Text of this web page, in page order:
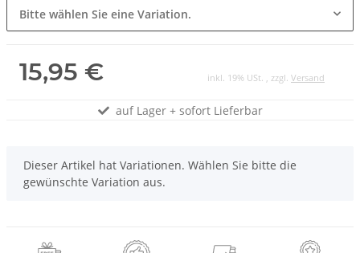
Bitte wählen Sie eine Variation.
15,95 € inkl. 19% USt. , zzgl. Versand
auf Lager + sofort Lieferbar
x
Dieser Artikel hat Variationen. Wählen Sie bitte die
gewünschte Variation aus.